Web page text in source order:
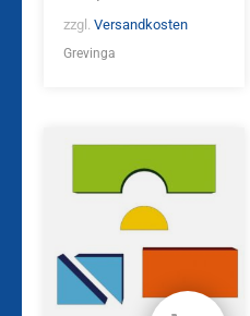
zzgl. Versandkosten
Grevinga